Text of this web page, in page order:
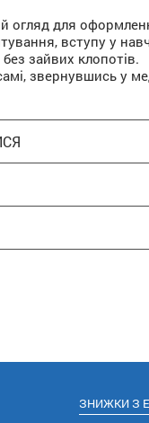
огляд для
вступу у
зайвих клопотів.
звернувшись у
ЗНИЖКИ З